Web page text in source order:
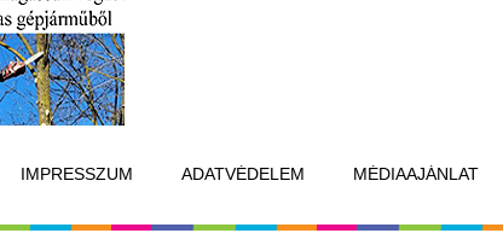
IMPRESSZUM ADATVÉDELEM MÉDIAAJÁNLAT